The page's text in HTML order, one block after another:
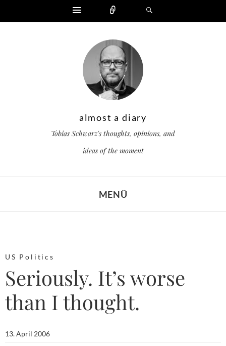
Widgets
almost a diary
Tobias Schwarz's thoughts, opinions, and
ideas of the moment
MENÜ
US Politics
Seriously. It’s worse
than I thought.
13. April 2006